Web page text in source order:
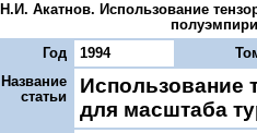
Н.И. Акатнов. Использование
Год
1994
Название
статьи
Использование
для масштаба